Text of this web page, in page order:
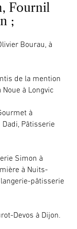
Fournil
;
Bourau, à
de la mention
à Longvic
à
Pâtisserie
Simon à
à Nuits-
pâtisserie
Devos à Dijon.